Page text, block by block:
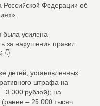
Российской Федерации об
была усилена
за нарушения правил
👇
детей, установленных
штрафа на
3 000 рублей); на
– 25 000 тысяч